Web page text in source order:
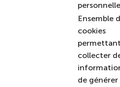
personnelle
Ensemble
cookies
collecter
de générer